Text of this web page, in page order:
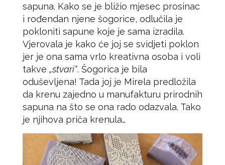
sapuna. Kako se je bližio mjesec prosinac
i rođendan njene šogorice, odlučila je
pokloniti sapune koje je sama izradila.
Vjerovala je kako će joj se svidjeti poklon
jer je ona sama vrlo kreativna osoba i voli
takve „stvari“. Šogorica je bila
oduševljena! Tada joj je Mirela predložila
da krenu zajedno u manufakturu prirodnih
sapuna na što se ona rado odazvala. Tako
je njihova priča krenula…